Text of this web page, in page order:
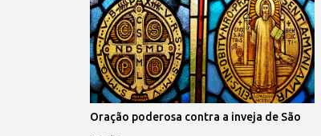
Oração poderosa contra a inveja de São